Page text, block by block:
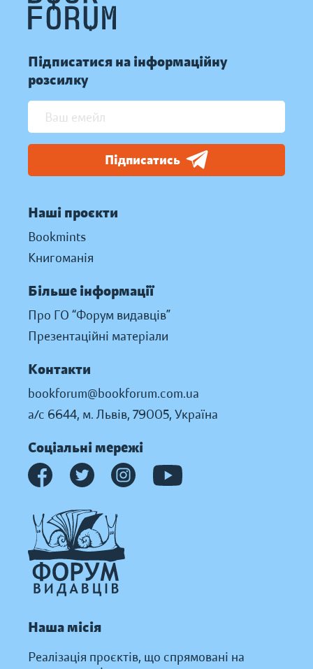
Підписатися на інформаційну
розсилку
Підписатись
Наші проєкти
Bookmints
Книгоманія
Більше інформації
Про ГО “Форум видавців”
Презентаційні матеріали
Контакти
bookforum@bookforum.com.ua
а/с 6644, м. Львів, 79005, Україна
Соціальні мережі
Наша місія
Реалізація проєктів, що спрямовані на